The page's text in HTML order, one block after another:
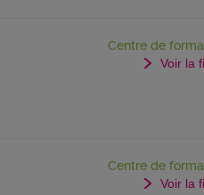
Centre de
Voir la
Centre de
Voir la